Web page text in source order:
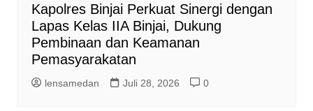
Kapolres Binjai Perkuat Sinergi dengan
Lapas Kelas IIA Binjai, Dukung
Pembinaan dan Keamanan
Pemasyarakatan
lensamedan Juli 28, 2026 0